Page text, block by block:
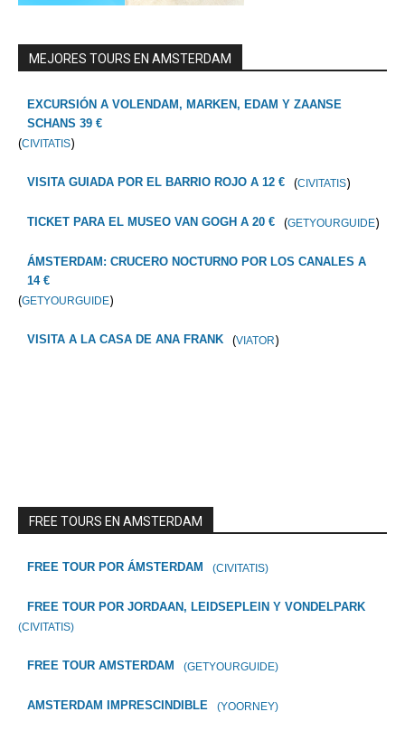
MEJORES TOURS EN AMSTERDAM
EXCURSIÓN A VOLENDAM, MARKEN, EDAM Y ZAANSE
SCHANS 39 €
(CIVITATIS)
VISITA GUIADA POR EL BARRIO ROJO A 12 € (CIVITATIS)
TICKET PARA EL MUSEO VAN GOGH A 20 € (GETYOURGUIDE)
ÁMSTERDAM: CRUCERO NOCTURNO POR LOS CANALES A
14 €
(GETYOURGUIDE)
VISITA A LA CASA DE ANA FRANK (VIATOR)
FREE TOURS EN AMSTERDAM
FREE TOUR POR ÁMSTERDAM (CIVITATIS)
FREE TOUR POR JORDAAN, LEIDSEPLEIN Y VONDELPARK
(CIVITATIS)
FREE TOUR AMSTERDAM (GETYOURGUIDE)
AMSTERDAM IMPRESCINDIBLE (YOORNEY)